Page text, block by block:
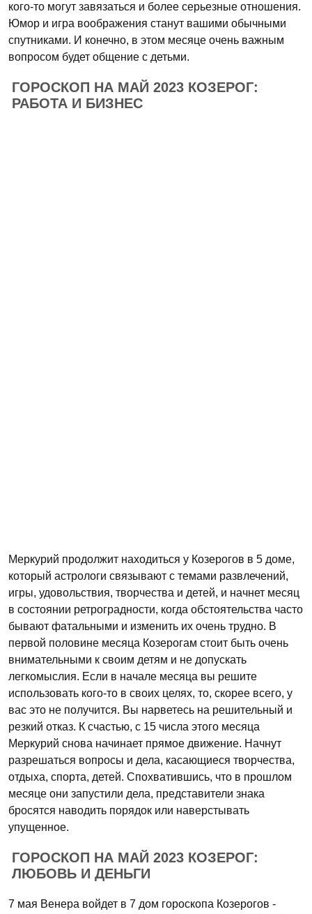
кого-то могут завязаться и более серьезные отношения.
Юмор и игра воображения станут вашими обычными
спутниками. И конечно, в этом месяце очень важным
вопросом будет общение с детьми.
ГОРОСКОП НА МАЙ 2023 КОЗЕРОГ:
РАБОТА И БИЗНЕС
Меркурий продолжит находиться у Козерогов в 5 доме,
который астрологи связывают с темами развлечений,
игры, удовольствия, творчества и детей, и начнет месяц
в состоянии ретроградности, когда обстоятельства часто
бывают фатальными и изменить их очень трудно. В
первой половине месяца Козерогам стоит быть очень
внимательными к своим детям и не допускать
легкомыслия. Если в начале месяца вы решите
использовать кого-то в своих целях, то, скорее всего, у
вас это не получится. Вы нарветесь на решительный и
резкий отказ. К счастью, с 15 числа этого месяца
Меркурий снова начинает прямое движение. Начнут
разрешаться вопросы и дела, касающиеся творчества,
отдыха, спорта, детей. Спохватившись, что в прошлом
месяце они запустили дела, представители знака
бросятся наводить порядок или наверстывать
упущенное.
ГОРОСКОП НА МАЙ 2023 КОЗЕРОГ:
ЛЮБОВЬ И ДЕНЬГИ
7 мая Венера войдет в 7 дом гороскопа Козерогов -